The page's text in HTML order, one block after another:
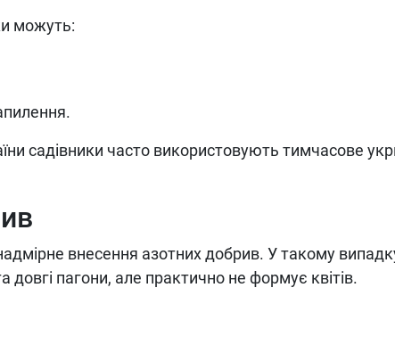
можуть:
садівники часто використовують тимчасове
внесення азотних добрив. У такому
довгі пагони, але практично не формує квітів.